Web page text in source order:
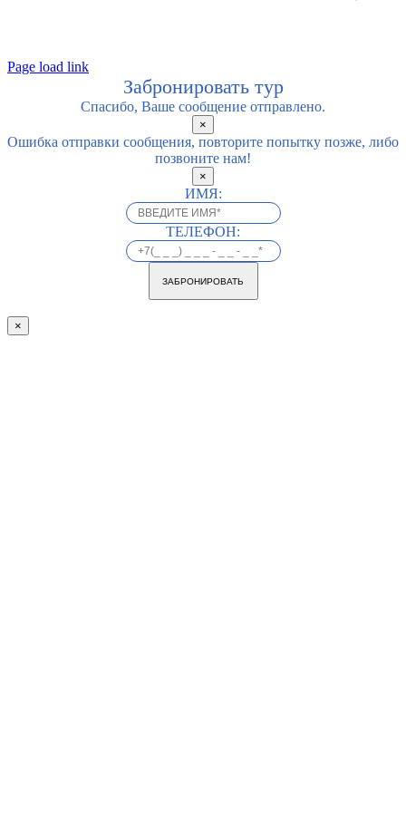
Page load link
Забронировать тур
Спасибо, Ваше сообщение отправлено.
×
Ошибка отправки сообщения, повторите попытку позже, либо
позвоните нам!
×
ИМЯ:
ТЕЛЕФОН:
ЗАБРОНИРОВАТЬ
×